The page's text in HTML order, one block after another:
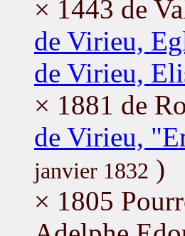
× 1443 de
de Virieu,
de Virieu,
× 1881 de
de Virieu,
janvier 1832 )
× 1805